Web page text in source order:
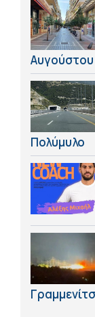
Αυγούστου
Πολύμυλο